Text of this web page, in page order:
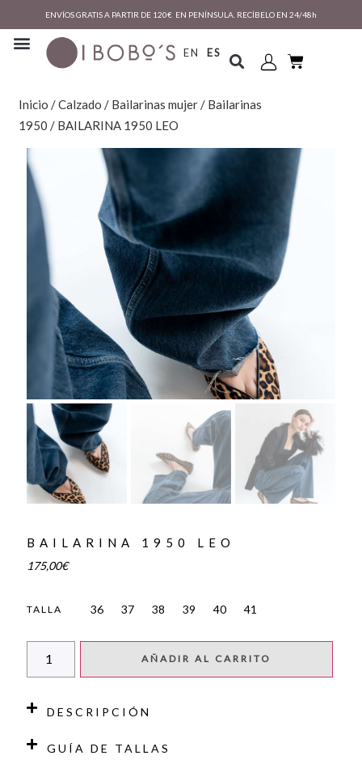
ENVÍOS GRATIS A PARTIR DE 120€ EN PENÍNSULA. RECÍBELO EN 24/48h
EN ES
Inicio /Calzado / Bailarinas mujer/ Bailarinas
1950 / BAILARINA 1950 LEO
BAILARINA 1950 LEO
175,00€
TALLA 36 37 38 39 40 41
AÑADIR AL CARRITO
DESCRIPCIÓN
GUÍA DE TALLAS